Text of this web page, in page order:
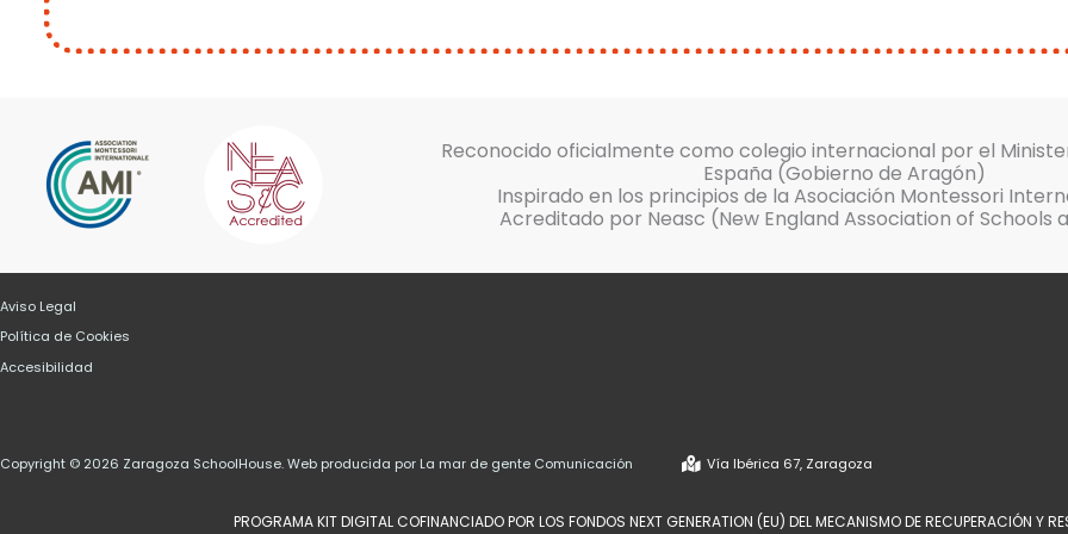
Reconocido oficialmente como colegio internacional por el
España (Gobierno de Aragón)
Inspirado en los principios de la Asociación Montessori
Acreditado por Neasc (New England Association of Schools
Aviso Legal
Política de Cookies
Accesibilidad
Copyright © 2026 Zaragoza SchoolHouse. Web producida por La mar de gente Comunicación
Vía Ibérica 67, Zaragoza
PROGRAMA KIT DIGITAL COFINANCIADO POR LOS FONDOS NEXT GENERATION (EU) DEL MECANISMO DE RECUPERACIÓN Y